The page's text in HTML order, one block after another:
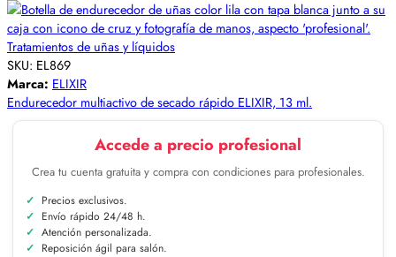
Tratamientos de uñas y líquidos
SKU: EL869
Marca: ELIXIR
Endurecedor multiactivo de secado rápido ELIXIR, 13 ml.
Accede a precio profesional
Crea tu cuenta gratuita y compra con condiciones para profesionales.
Precios exclusivos.
Envío rápido 24/48 h.
Atención personalizada.
Reposición ágil para salón.